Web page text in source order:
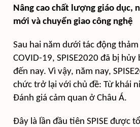
Nâng cao chất lượng giáo dục,
mới và chuyển giao công nghệ
Sau hai năm dưới tác động
COVID-19, SPISE2020 đã bị
đến nay. Vì vậy, năm nay,
chức trở lại với chủ đề: Từ khái
Đánh giá cảm quan ở Châu Á.
Đây là lần đầu tiên SPISE được